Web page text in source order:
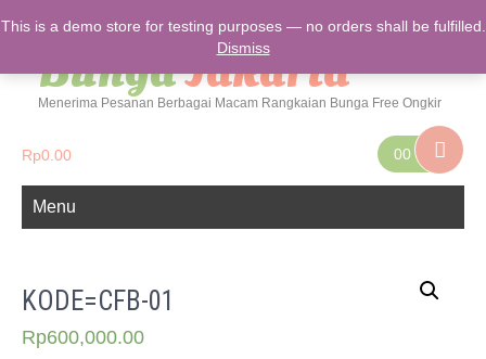
Cinta Florist Toko
BungaJakarta
Menerima Pesanan Berbagai Macam Rangkaian Bunga Free Ongkir
00
Rp0.00
Menu
KODE=CFB-01
Rp600,000.00
This is a demo store for testing purposes — no orders shall be fulfilled.
Dismiss